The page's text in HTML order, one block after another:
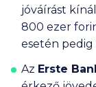
jóváírást
800 ezer
esetén pedig
Az Erste